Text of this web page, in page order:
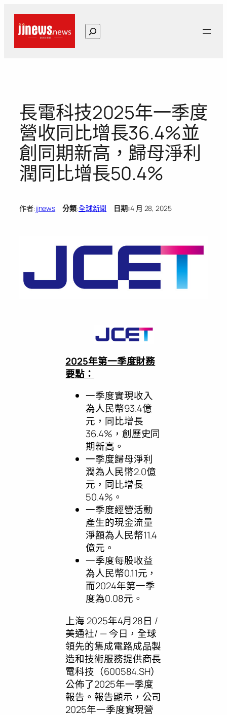
搜
尋
長電科技2025年一季度
營收同比增長36.4%並
創同期新高，歸母淨利
潤同比增長50.4%
作者:jjnews 分類:全球新聞 日期:4 月 28, 2025
2025年第一季度財務
要點：
一季度實現收入
為人民幣93.4億
元，同比增長
36.4%，創歷史同
期新高。
一季度歸母淨利
潤為人民幣2.0億
元，同比增長
50.4%。
一季度經營活動
產生的現金流量
淨額為人民幣11.4
億元。
一季度每股收益
為人民幣0.11元，
而2024年第一季
度為0.08元。
上海 2025年4月28日 /
美通社/ — 今日，全球
領先的集成電路成品製
造和技術服務提供商長
電科技（600584.SH）
公佈了2025年一季度
報告。報告顯示，公司
2025年一季度實現營